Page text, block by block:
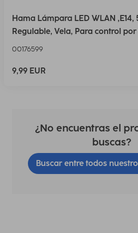
Hama Lámpara LED WLAN ,E14,
Regulable, Vela, Para control
00176599
9,99 EUR
¿No encuentras el
buscas?
Buscar entre todos